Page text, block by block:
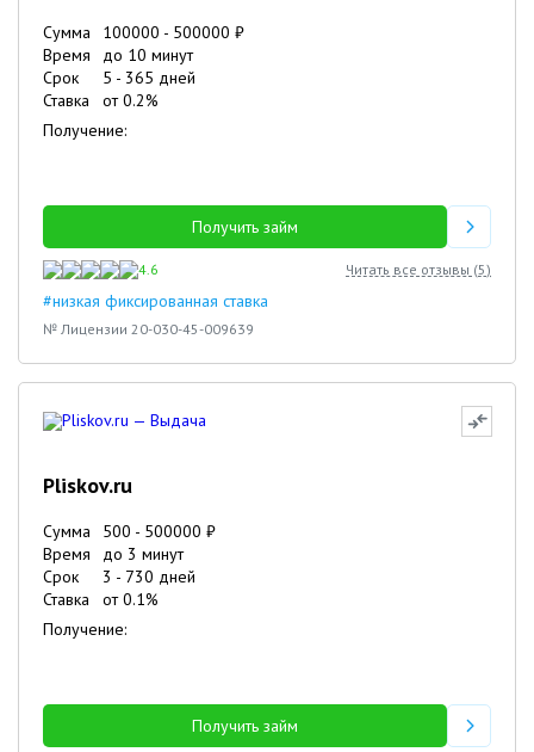
Сумма 100000 - 500000 ₽
Время
до 10 минут
Срок
5 - 365 дней
Ставка
от0.2%
Получение:
Получить займ
4.6 Читать все отзывы (5)
#низкая фиксированная ставка
№ Лицензии 20-030-45-009639
Pliskov.ru
Сумма 500 - 500000 ₽
Время
до 3 минут
Срок
3 - 730 дней
Ставка
от0.1%
Получение:
Получить займ